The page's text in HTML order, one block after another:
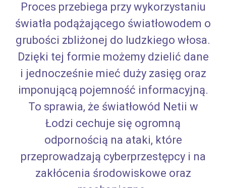
Proces przebiega przy wykorzystaniu
światła podążającego światłowodem o
grubości zbliżonej do ludzkiego włosa.
Dzięki tej formie możemy dzielić dane
i jednocześnie mieć duży zasięg oraz
imponującą pojemność informacyjną.
To sprawia, że światłowód Netii w
Łodzi cechuje się ogromną
odpornością na ataki, które
przeprowadzają cyberprzestępcy i na
zakłócenia środowiskowe oraz